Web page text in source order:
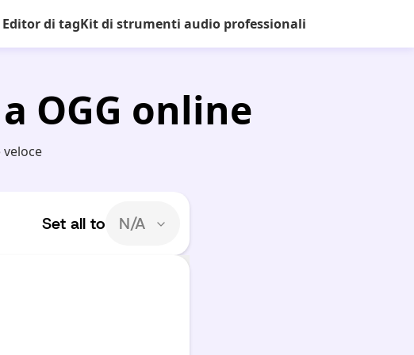
Editor di tagKit di strumenti audio professionali
OGG online